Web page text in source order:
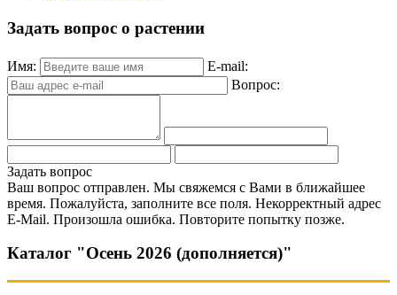
Задать вопрос о растении
Имя:
E-mail:
Вопрос:
Задать вопрос
Ваш вопрос отправлен. Мы свяжемся с Вами в ближайшее
время. Пожалуйста, заполните все поля. Некорректный адрес
E-Mail. Произошла ошибка. Повторите попытку позже.
Каталог "Осень 2026 (дополняется)"